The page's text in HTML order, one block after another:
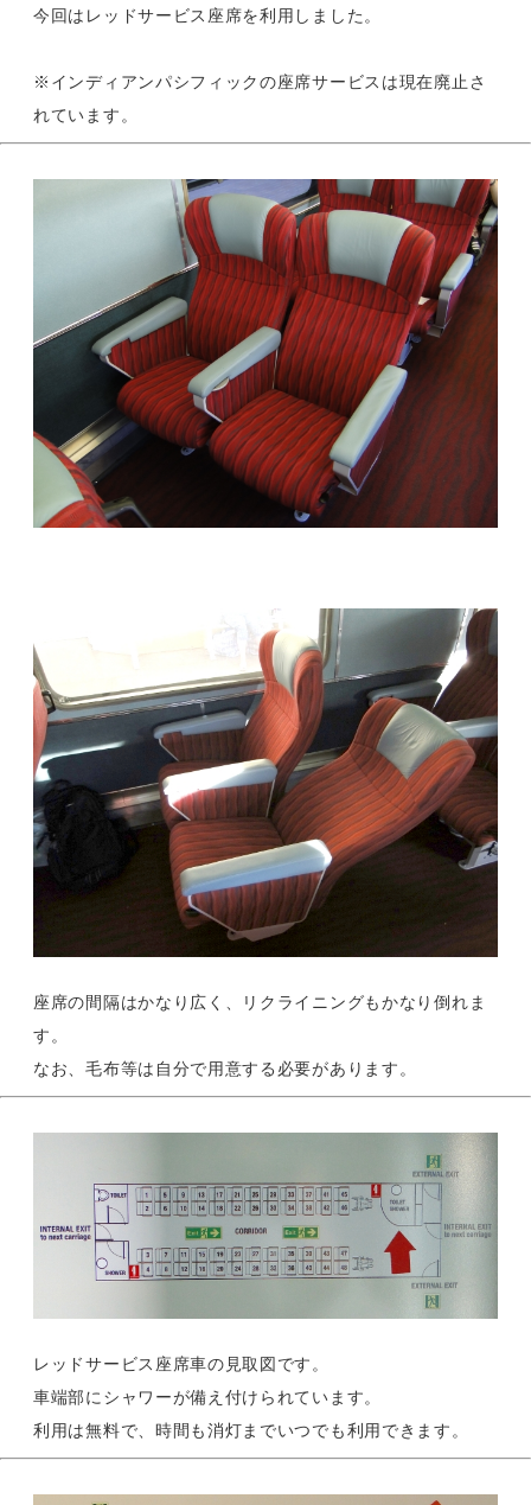
今回はレッドサービス座席を利用しました。
※インディアンパシフィックの座席サービスは現在廃止さ
れています。
座席の間隔はかなり広く、リクライニングもかなり倒れま
す。
なお、毛布等は自分で用意する必要があります。
レッドサービス座席車の見取図です。
車端部にシャワーが備え付けられています。
利用は無料で、時間も消灯までいつでも利用できます。